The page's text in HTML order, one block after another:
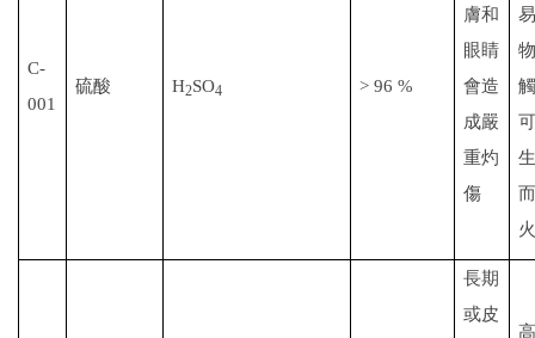
C-
001
硫酸 H2SO4 > 96 %
膚和
眼睛
會造
成嚴
重灼
傷
長期
或皮